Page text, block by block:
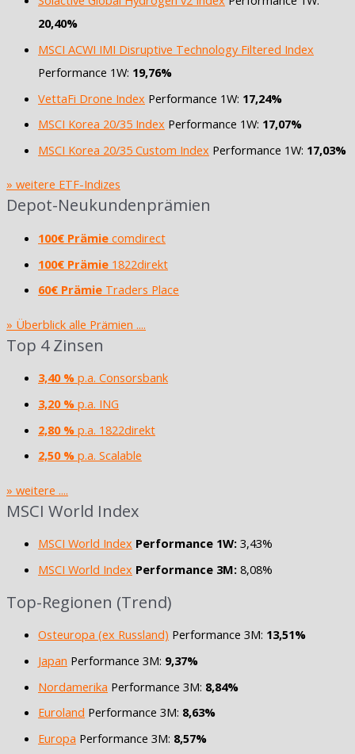
20,40%
MSCI ACWI IMI Disruptive Technology Filtered Index
Performance 1W: 19,76%
VettaFi Drone Index Performance 1W: 17,24%
MSCI Korea 20/35 Index Performance 1W: 17,07%
MSCI Korea 20/35 Custom Index Performance 1W: 17,03%
» weitere ETF-Indizes
Depot-Neukundenprämien
100€ Prämie comdirect
100€ Prämie 1822direkt
60€ Prämie Traders Place
» Überblick alle Prämien ....
Top 4 Zinsen
3,40 % p.a. Consorsbank
3,20 % p.a. ING
2,80 % p.a. 1822direkt
2,50 % p.a. Scalable
» weitere ....
MSCI World Index
MSCI World Index Performance 1W: 3,43%
MSCI World Index Performance 3M: 8,08%
Top-Regionen (Trend)
Osteuropa (ex Russland) Performance 3M: 13,51%
Japan Performance 3M: 9,37%
Nordamerika Performance 3M: 8,84%
Euroland Performance 3M: 8,63%
Europa Performance 3M: 8,57%